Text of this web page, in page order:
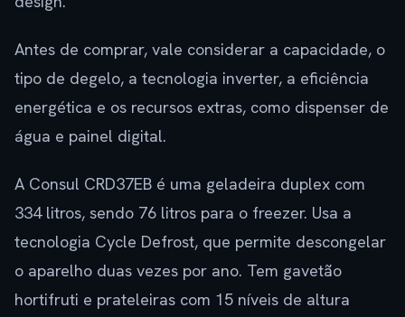
Antes de comprar, vale considerar a capacidade, o
tipo de degelo, a tecnologia inverter, a eficiência
energética e os recursos extras, como dispenser de
água e painel digital.
A Consul CRD37EB é uma geladeira duplex com
334 litros, sendo 76 litros para o freezer. Usa a
tecnologia Cycle Defrost, que permite descongelar
o aparelho duas vezes por ano. Tem gavetão
hortifruti e prateleiras com 15 níveis de altura